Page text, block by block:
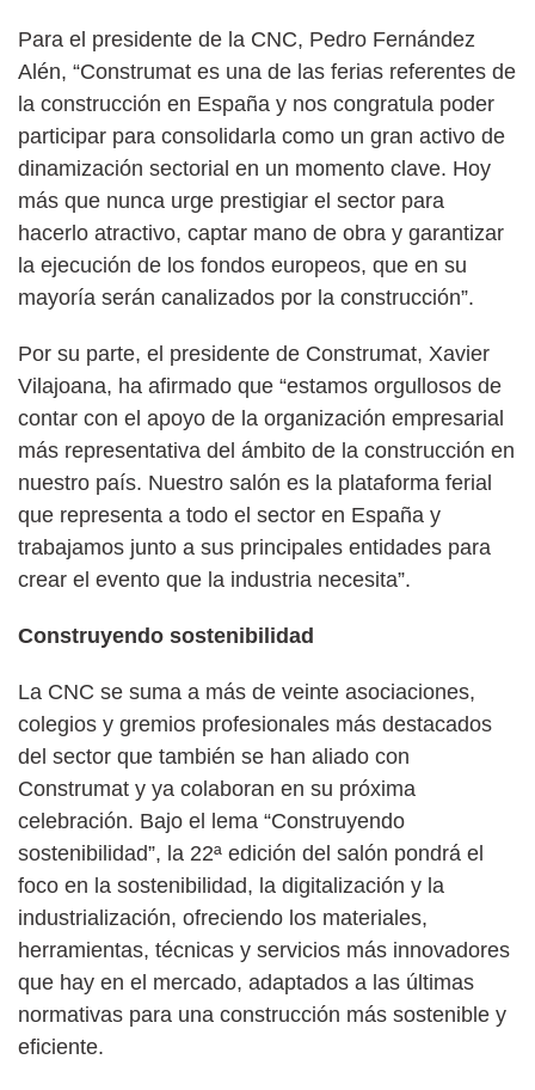
Para el presidente de la CNC, Pedro Fernández
Alén, “Construmat es una de las ferias referentes de
la construcción en España y nos congratula poder
participar para consolidarla como un gran activo de
dinamización sectorial en un momento clave. Hoy
más que nunca urge prestigiar el sector para
hacerlo atractivo, captar mano de obra y garantizar
la ejecución de los fondos europeos, que en su
mayoría serán canalizados por la construcción”.
Por su parte, el presidente de Construmat, Xavier
Vilajoana, ha afirmado que “estamos orgullosos de
contar con el apoyo de la organización empresarial
más representativa del ámbito de la construcción en
nuestro país. Nuestro salón es la plataforma ferial
que representa a todo el sector en España y
trabajamos junto a sus principales entidades para
crear el evento que la industria necesita”.
Construyendo sostenibilidad
La CNC se suma a más de veinte asociaciones,
colegios y gremios profesionales más destacados
del sector que también se han aliado con
Construmat y ya colaboran en su próxima
celebración. Bajo el lema “Construyendo
sostenibilidad”, la 22ª edición del salón pondrá el
foco en la sostenibilidad, la digitalización y la
industrialización, ofreciendo los materiales,
herramientas, técnicas y servicios más innovadores
que hay en el mercado, adaptados a las últimas
normativas para una construcción más sostenible y
eficiente.